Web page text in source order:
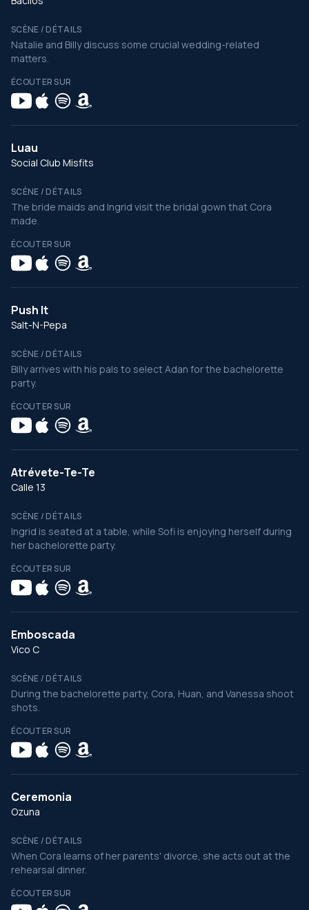
SCÈNE / DÉTAILS
Natalie and Billy discuss some crucial wedding-related
matters.
ÉCOUTER SUR
Luau
Social Club Misfits
SCÈNE / DÉTAILS
The bride maids and Ingrid visit the bridal gown that Cora
made.
ÉCOUTER SUR
Push It
Salt-N-Pepa
SCÈNE / DÉTAILS
Billy arrives with his pals to select Adan for the bachelorette
party.
ÉCOUTER SUR
Atrévete-Te-Te
Calle 13
SCÈNE / DÉTAILS
Ingrid is seated at a table, while Sofi is enjoying herself during
her bachelorette party.
ÉCOUTER SUR
Emboscada
Vico C
SCÈNE / DÉTAILS
During the bachelorette party, Cora, Huan, and Vanessa shoot
shots.
ÉCOUTER SUR
Ceremonia
Ozuna
SCÈNE / DÉTAILS
When Cora learns of her parents' divorce, she acts out at the
rehearsal dinner.
ÉCOUTER SUR